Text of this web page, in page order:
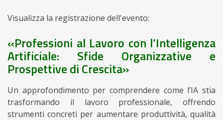
Visualizza la registrazione dell'evento:
«Professioni al Lavoro con l’Intelligenza
Artificiale: Sfide Organizzative e
Prospettive di Crescita»
Un approfondimento per comprendere come l’IA stia
trasformando il lavoro professionale, offrendo
strumenti concreti per aumentare produttività, qualità